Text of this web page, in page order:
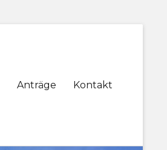
Anträge Kontakt